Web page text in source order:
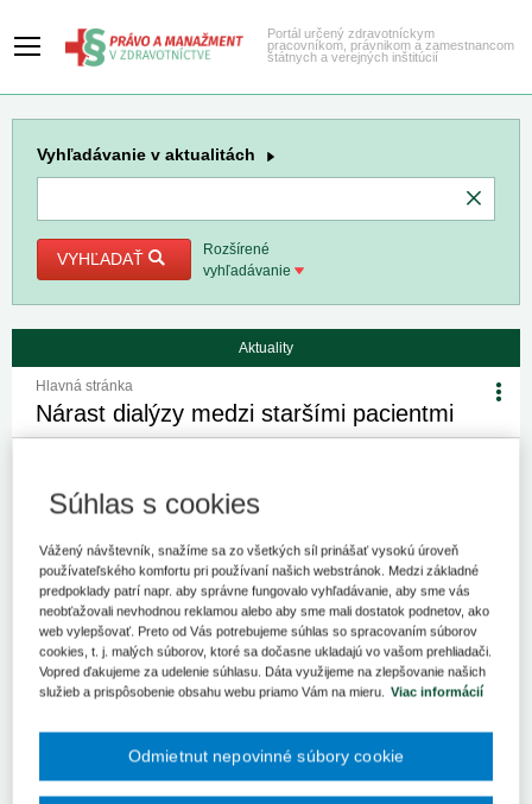
Portál určený zdravotníckym
pracovníkom, právnikom a zamestnancom
štátnych a verejných inštitúcií
Vyhľadávanie v aktualitách
VYHĽADAŤ
Rozšírené
vyhľadávanie
Aktuality
Hlavná stránka
Nárast dialýzy medzi staršími pacientmi
republike je primárne spôsobená nárastom komplikácií z cukrovky.
Podľa najnovšej správy Národného centra zdravotníckych
informácií sa v roku 2024 počet osôb na pravidelnej dialyzačnej
liečbe zvýšil o 2,7 % oproti predchádzajúcemu roku, pričom
diabetes je hlavnou príčinou poškodenia obličiek.
Napriek celkovému poklesu počtu sledovaných pacientov v
výskyt dialýz medzi dospelými nad 19 rokov narastá. V
súčasnosti prebieha dialýza najčastejšie u pacientov vo veku 70 a
viac rokov.
Súhlas s cookies
Vážený návštevník, snažíme sa zo všetkých síl prinášať vysokú úroveň
používateľského komfortu pri používaní našich webstránok. Medzi základné
predpoklady patrí napr. aby správne fungovalo vyhľadávanie, aby sme vás
neobťažovali nevhodnou reklamou alebo aby sme mali dostatok podnetov, ako
web vylepšovať. Preto od Vás potrebujeme súhlas so spracovaním súborov
cookies, t. j. malých súborov, ktoré sa dočasne ukladajú vo vašom prehliadači.
Vopred ďakujeme za udelenie súhlasu. Dáta využijeme na zlepšovanie našich
služieb a prispôsobenie obsahu webu priamo Vám na mieru. Viac informácií
Odmietnut nepovinné súbory cookie